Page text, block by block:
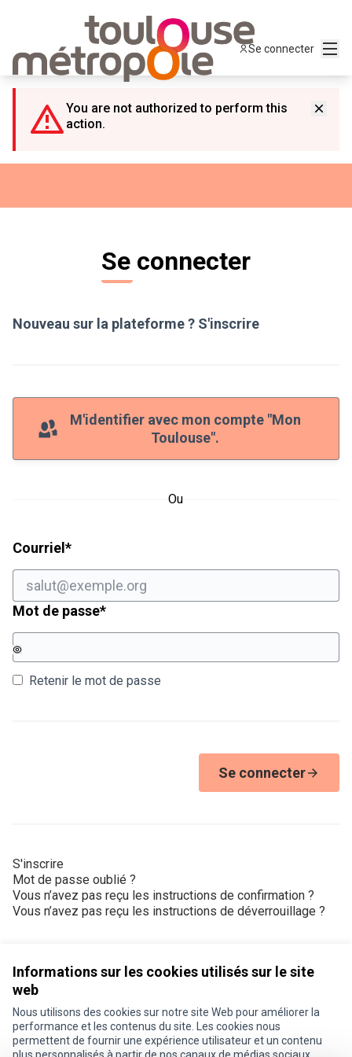
Informations sur les cookies utilisés sur le site
web
Nous utilisons des cookies sur notre site Web pour améliorer la
performance et les contenus du site. Les cookies nous
permettent de fournir une expérience utilisateur et un contenu
Se connecter
You are not authorized to perform this
action.
Se connecter
Nouveau sur la plateforme ? S'inscrire
M'identifier avec mon compte "Mon
Toulouse".
Ou
Courriel *Champ obligatoire
Mot de passe*Champ obligatoire
Retenir le mot de passe
Se connecter
S'inscrire
Mot de passe oublié ?
Vous n’avez pas reçu les instructions de confirmation ?
Vous n’avez pas reçu les instructions de déverrouillage ?
Conditions d'utilisation
Paramètres des cookies
Je participe ! sur X
Je participe ! sur Facebook
Je participe ! sur Instagram